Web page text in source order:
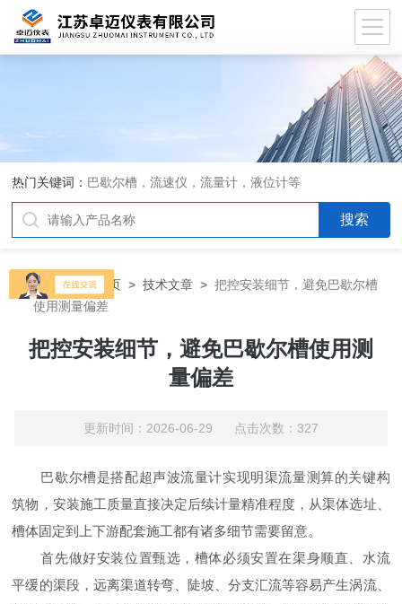
热门关键词： 巴歇尔槽，流速仪，流量计，液位计等
当前位置：首页 >技术文章 >把控安装细节，避免巴歇尔槽
使用测量偏差
把控安装细节，避免巴歇尔槽使用测
量偏差
更新时间：2026-06-29 点击次数：327
巴歇尔槽是搭配超声波流量计实现明渠流量测算的关键构
筑物，安装施工质量直接决定后续计量精准程度，从渠体选址、
槽体固定到上下游配套施工都有诸多细节需要留意。
首先做好安装位置甄选，槽体必须安置在渠身顺直、水流
平缓的渠段，远离渠道转弯、陡坡、分支汇流等容易产生涡流、